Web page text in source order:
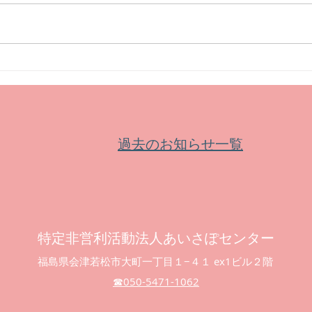
過去のお知らせ一覧
特定非営利活動法人あいさぽセンター
福島県会津若松市大町一丁目１−４１ ex1ビル２階
☎︎050-5471-1062